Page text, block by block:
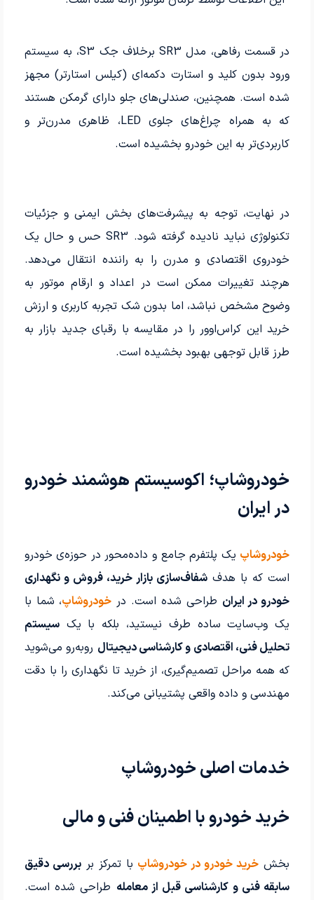
در قسمت رفاهی، مدل SR3 برخلاف جک S3، به سیستم
ورود بدون کلید و استارت دکمه‌ای (کیلس استارتر) مجهز
شده است. همچنین، صندلی‌های جلو دارای گرمکن هستند
که به همراه چراغ‌های جلوی LED، ظاهری مدرن‌تر و
کاربردی‌تر به این خودرو بخشیده است.
در نهایت، توجه به پیشرفت‌های بخش ایمنی و جزئیات
تکنولوژی نباید نادیده گرفته شود. SR3 حس و حال یک
خودروی اقتصادی و مدرن را به راننده انتقال می‌دهد.
هرچند تغییرات ممکن است در اعداد و ارقام موتور به
وضوح مشخص نباشد، اما بدون شک تجربه کاربری و ارزش
خرید این کراس‌اوور را در مقایسه با رقبای جدید بازار به
طرز قابل توجهی بهبود بخشیده است.
خودروشاپ؛ اکوسیستم هوشمند خودرو
در ایران
خودروشاپ یک پلتفرم جامع و داده‌محور در حوزه‌ی خودرو
است که با هدف شفاف‌سازی بازار خرید، فروش و نگهداری
خودرو در ایران طراحی شده است. در خودروشاپ، شما با
یک وب‌سایت ساده طرف نیستید، بلکه با یکسیستم
تحلیل فنی، اقتصادی و کارشناسی دیجیتال روبه‌رو می‌شوید
که همه مراحل تصمیم‌گیری، از خرید تا نگهداری را با دقت
مهندسی و داده واقعی پشتیبانی می‌کند.
خدمات اصلی خودروشاپ
خرید خودرو با اطمینان فنی و مالی
بخش خرید خودرو در خودروشاپ با تمرکز بربررسی دقیق
سابقه فنی و کارشناسی قبل از معامله طراحی شده است.